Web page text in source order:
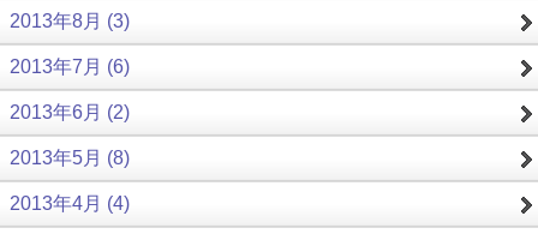
2013年8月 (3)
2013年7月 (6)
2013年6月 (2)
2013年5月 (8)
2013年4月 (4)